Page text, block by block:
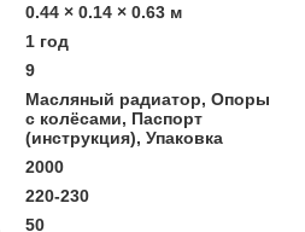
0.44 × 0.14 × 0.63 м
1 год
9
Масляный радиатор, Опоры
с колёсами, Паспорт
(инструкция), Упаковка
2000
220-230
50